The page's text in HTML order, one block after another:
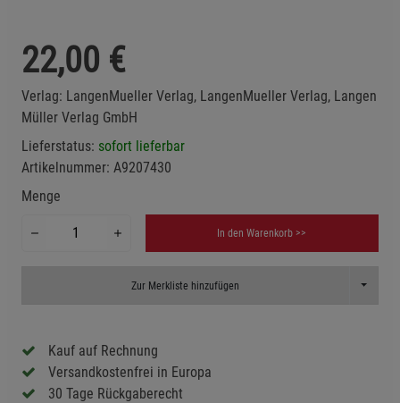
22,00 €
Verlag: LangenMueller Verlag, LangenMueller Verlag, Langen
Müller Verlag GmbH
Lieferstatus: sofort lieferbar
Artikelnummer: A9207430
Menge
In den Warenkorb >>
Zur Merkliste hinzufügen Toggle
Kauf auf Rechnung
Versandkostenfrei in Europa
30 Tage Rückgaberecht